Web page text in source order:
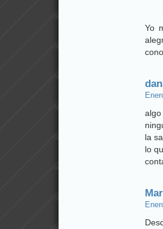
Yo
la
lo